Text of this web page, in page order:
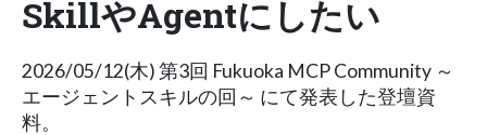
SkillやAgentにしたい
2026/05/12(木) 第3回 Fukuoka MCP Community ～
エージェントスキルの回～ にて発表した登壇資
料。